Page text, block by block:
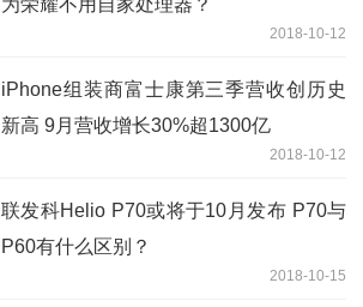
2018-10-12
iPhone组装商富士康第三季营收创历史
新高 9月营收增长30%超1300亿
2018-10-12
联发科Helio P70或将于10月发布 P70与
P60有什么区别？
2018-10-15